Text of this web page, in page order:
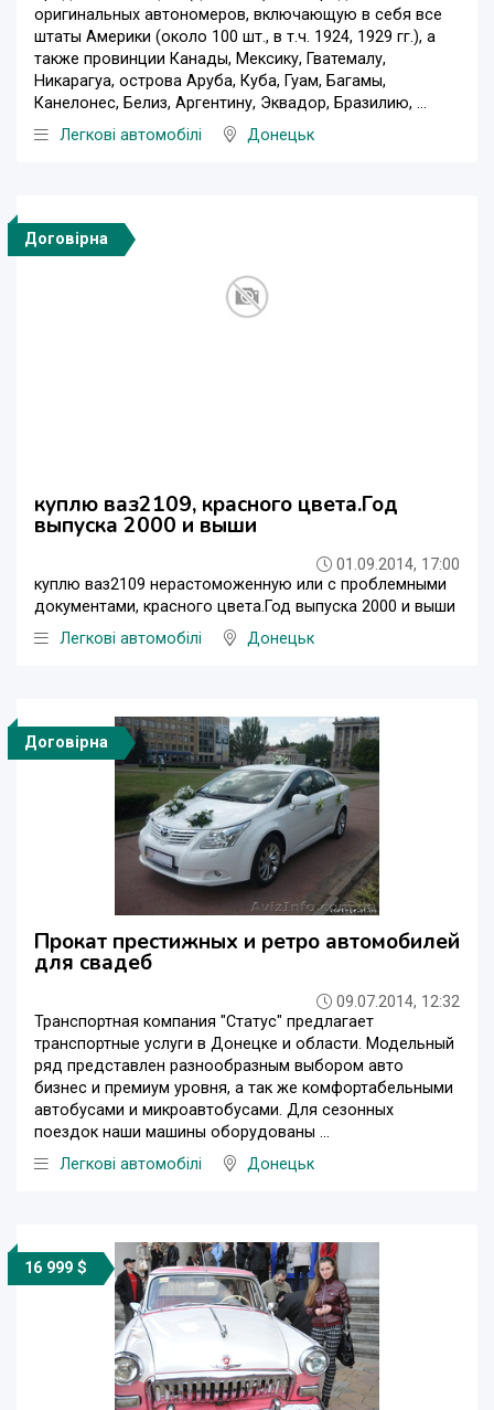
оригинальных автономеров, включающую в себя все
штаты Америки (около 100 шт., в т.ч. 1924, 1929 гг.), а
также провинции Канады, Мексику, Гватемалу,
Никарагуа, острова Аруба, Куба, Гуам, Багамы,
Канелонес, Белиз, Аргентину, Эквадор, Бразилию, ...
Легкові автомобілі
Донецьк
Договірна
куплю ваз2109, красного цвета.Год
выпуска 2000 и выши
01.09.2014, 17:00
куплю ваз2109 нерастоможенную или с проблемными
документами, красного цвета.Год выпуска 2000 и выши
Легкові автомобілі
Донецьк
Договірна
Прокат престижных и ретро автомобилей
для свадеб
09.07.2014, 12:32
Транспортная компания "Статус" предлагает
транспортные услуги в Донецке и области. Модельный
ряд представлен разнообразным выбором авто
бизнес и премиум уровня, а так же комфортабельными
автобусами и микроавтобусами. Для сезонных
поездок наши машины оборудованы ...
Легкові автомобілі
Донецьк
16 999 $